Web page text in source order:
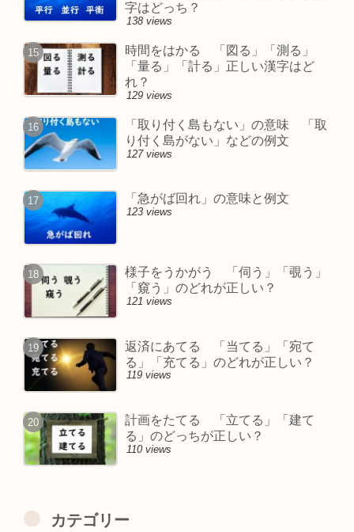
字はどっち？
138 views
時間をはかる 「図る」「測る」
「量る」「計る」正しい漢字はど
れ？
129 views
「取り付く島もない」の意味 「取
り付く島がない」などの例文
127 views
「急がば回れ」の意味と例文
123 views
様子をうかがう 「伺う」「覗う」
「窺う」のどれが正しい？
121 views
返済にあてる 「当てる」「宛て
る」「充てる」のどれが正しい？
119 views
計画をたてる 「立てる」「建て
る」のどっちが正しい？
110 views
カテゴリー